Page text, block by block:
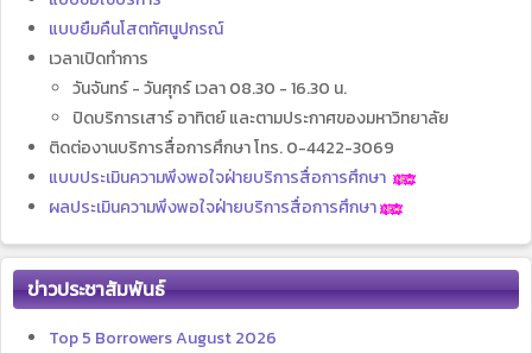
แบบยืมคืนโสตทัศนูปกรณ์
เวลาเปิดทำการ
วันจันทร์ - วันศุกร์ เวลา 08.30 - 16.30 น.
ปิดบริการเสาร์ อาทิตย์ และตามประกาศของมหาวิทยาลัย
ติดต่องานบริการสื่อการศึกษา โทร. 0-4422-3069
แบบประเมินความพึงพอใจฝ่ายบริการสื่อการศึกษา
ผลประเมินความพึงพอใจฝ่ายบริการสื่อการศึกษา
ข่าวประชาสัมพันธ์
Top 5 Borrowers August 2026